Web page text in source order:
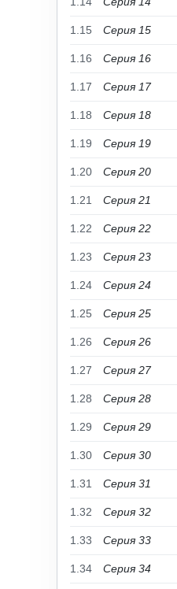
1.15 Серия 15
1.16 Серия 16
1.17 Серия 17
1.18 Серия 18
1.19 Серия 19
1.20 Серия 20
1.21 Серия 21
1.22 Серия 22
1.23 Серия 23
1.24 Серия 24
1.25 Серия 25
1.26 Серия 26
1.27 Серия 27
1.28 Серия 28
1.29 Серия 29
1.30 Серия 30
1.31 Серия 31
1.32 Серия 32
1.33 Серия 33
1.34 Серия 34